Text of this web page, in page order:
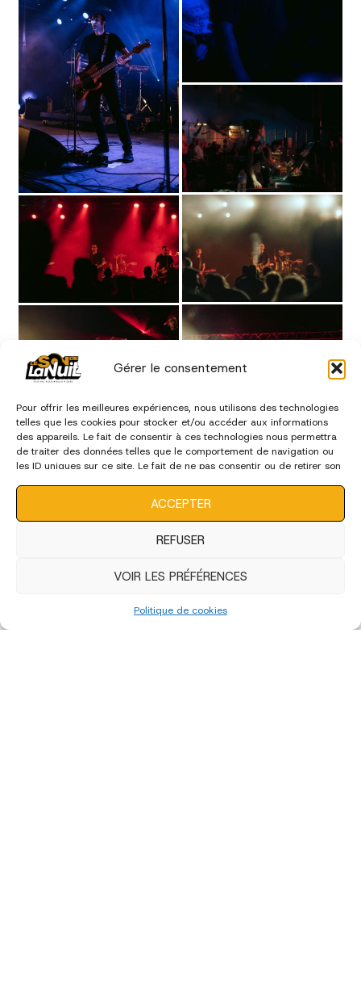
Gérer le consentement
Pour offrir les meilleures expériences, nous utilisons des technologies
telles que les cookies pour stocker et/ou accéder aux informations
des appareils. Le fait de consentir à ces technologies nous permettra
de traiter des données telles que le comportement de navigation ou
les ID uniques sur ce site. Le fait de ne pas consentir ou de retirer son
ACCEPTER
REFUSER
VOIR LES PRÉFÉRENCES
Politique de cookies